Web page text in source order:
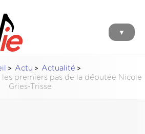
▼
Actu
Actualité
premiers pas de la députée Nicole
Gries-Trisse